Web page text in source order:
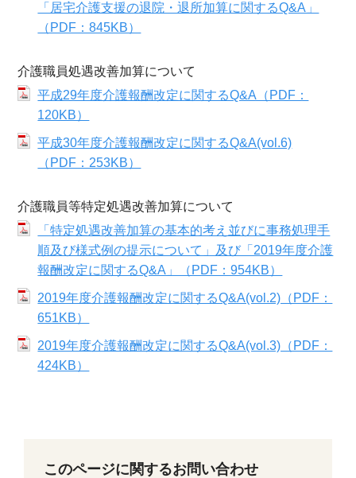
「居宅介護支援の退院・退所加算に関するQ&A」
（PDF：845KB）
介護職員処遇改善加算について
平成29年度介護報酬改定に関するQ&A（PDF：
120KB）
平成30年度介護報酬改定に関するQ&A(vol.6)
（PDF：253KB）
介護職員等特定処遇改善加算について
「特定処遇改善加算の基本的考え並びに事務処理手
順及び様式例の提示について」及び「2019年度介護
報酬改定に関するQ&A」（PDF：954KB）
2019年度介護報酬改定に関するQ&A(vol.2)（PDF：
651KB）
2019年度介護報酬改定に関するQ&A(vol.3)（PDF：
424KB）
このページに関するお問い合わせ